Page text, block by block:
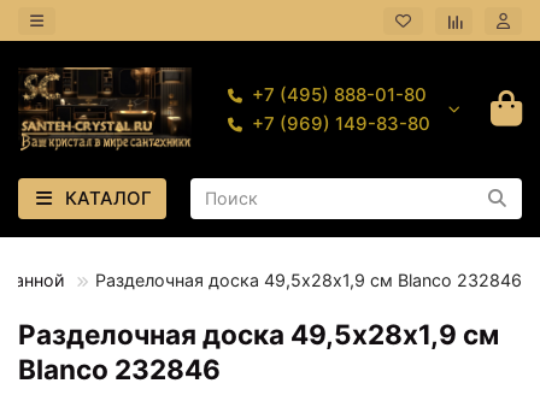
+7 (495) 888-01-80
+7 (969) 149-83-80
КАТАЛОГ
Разделочная доска 49,5х28х1,9 см Blanco 232846
Разделочная доска 49,5х28х1,9 см
Blanco 232846